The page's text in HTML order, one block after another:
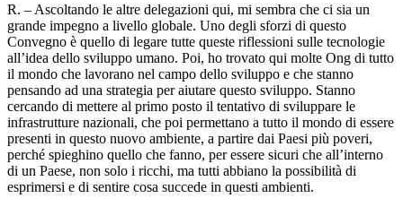
R. – Ascoltando le altre delegazioni qui, mi sembra che ci sia un
grande impegno a livello globale. Uno degli sforzi di questo
Convegno è quello di legare tutte queste riflessioni sulle tecnologie
all’idea dello sviluppo umano. Poi, ho trovato qui molte Ong di tutto
il mondo che lavorano nel campo dello sviluppo e che stanno
pensando ad una strategia per aiutare questo sviluppo. Stanno
cercando di mettere al primo posto il tentativo di sviluppare le
infrastrutture nazionali, che poi permettano a tutto il mondo di essere
presenti in questo nuovo ambiente, a partire dai Paesi più poveri,
perché spieghino quello che fanno, per essere sicuri che all’interno
di un Paese, non solo i ricchi, ma tutti abbiano la possibilità di
esprimersi e di sentire cosa succede in questi ambienti.